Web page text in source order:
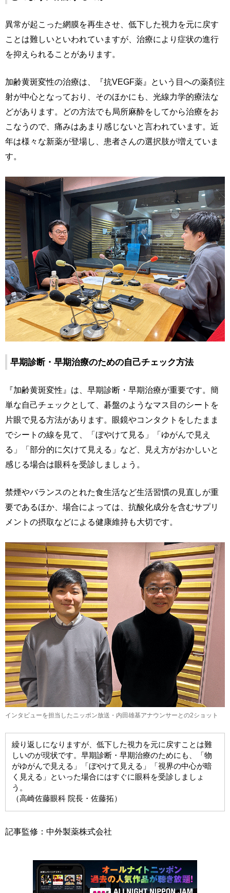
異常が起こった網膜を再生させ、低下した視力を元に戻す
ことは難しいといわれていますが、治療により症状の進行
を抑えられることがあります。
加齢黄斑変性の治療は、『抗VEGF薬』という目への薬剤注
射が中心となっており、そのほかにも、光線力学的療法な
どがあります。どの方法でも局所麻酔をしてから治療をお
こなうので、痛みはあまり感じないと言われています。近
年は様々な新薬が登場し、患者さんの選択肢が増えていま
す。
早期診断・早期治療のための自己チェック方法
『加齢黄斑変性』は、早期診断・早期治療が重要です。簡
単な自己チェックとして、碁盤のようなマス目のシートを
片眼で見る方法があります。眼鏡やコンタクトをしたまま
でシートの線を見て、「ぼやけて見る」「ゆがんで見え
る」「部分的に欠けて見える」など、見え方がおかしいと
感じる場合は眼科を受診しましょう。
禁煙やバランスのとれた食生活など生活習慣の見直しが重
要であるほか、場合によっては、抗酸化成分を含むサプリ
メントの摂取などによる健康維持も大切です。
インタビューを担当したニッポン放送・内田雄基アナウンサーとの2ショット
繰り返しになりますが、低下した視力を元に戻すことは難
しいのが現状です。早期診断・早期治療のためにも、「物
がゆがんで見える」「ぼやけて見える」「視界の中心が暗
く見える」といった場合にはすぐに眼科を受診しましょ
う。
（高崎佐藤眼科 院長・佐藤拓）
記事監修：中外製薬株式会社